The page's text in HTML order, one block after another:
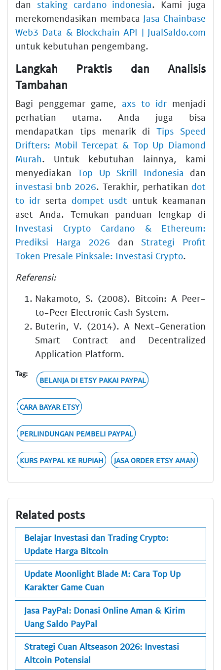
dan staking cardano indonesia. Kami juga
merekomendasikan membaca Jasa Chainbase
Web3 Data & Blockchain API | JualSaldo.com
untuk kebutuhan pengembang.
Langkah Praktis dan Analisis
Tambahan
Bagi penggemar game, axs to idr menjadi
perhatian utama. Anda juga bisa
mendapatkan tips menarik diTips Speed
Drifters: Mobil Tercepat & Top Up Diamond
Murah. Untuk kebutuhan lainnya, kami
menyediakanTop Up Skrill Indonesia dan
investasi bnb 2026. Terakhir, perhatikan dot
to idrserta dompet usdt untuk keamanan
aset Anda. Temukan panduan lengkap di
Investasi Crypto Cardano & Ethereum:
Prediksi Harga 2026 danStrategi Profit
Token Presale Pinksale: Investasi Crypto.
Referensi:
Nakamoto, S. (2008). Bitcoin: A Peer-
to-Peer Electronic Cash System.
Buterin, V. (2014). A Next-Generation
Smart Contract and Decentralized
Application Platform.
Tag:
BELANJA DI ETSY PAKAI PAYPAL
CARA BAYAR ETSY
PERLINDUNGAN PEMBELI PAYPAL
KURS PAYPAL KE RUPIAH JASA ORDER ETSY AMAN
Related posts
Belajar Investasi dan Trading Crypto:
Update Harga Bitcoin
Update Moonlight Blade M: Cara Top Up
Karakter Game Cuan
Jasa PayPal: Donasi Online Aman & Kirim
Uang Saldo PayPal
Strategi Cuan Altseason 2026: Investasi
Altcoin Potensial